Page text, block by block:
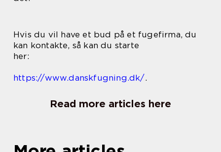
Hvis du vil have et bud på et fugefirma, du
kan kontakte, så kan du starte
her:
https://www.danskfugning.dk/.
Read more articles here